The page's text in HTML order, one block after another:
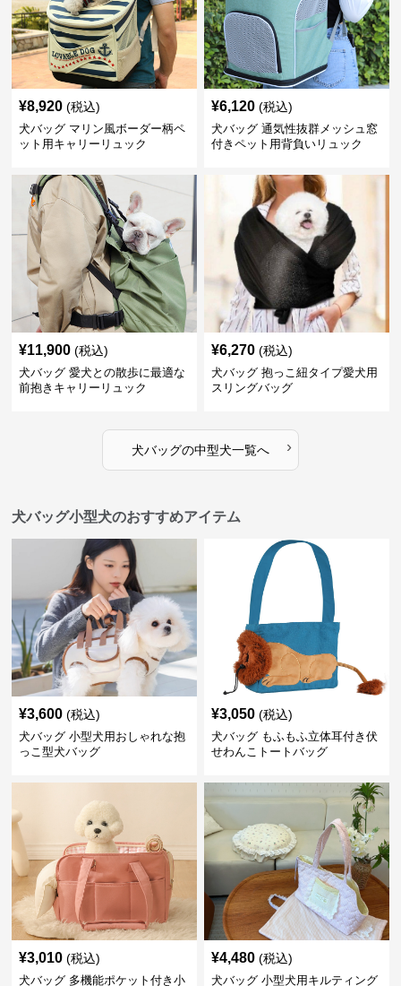
¥8,920 (税込)
犬バッグ マリン風ボーダー柄ペ
ット用キャリーリュック
¥6,120 (税込)
犬バッグ 通気性抜群メッシュ窓
付きペット用背負いリュック
¥11,900 (税込)
犬バッグ 愛犬との散歩に最適な
前抱きキャリーリュック
¥6,270 (税込)
犬バッグ 抱っこ紐タイプ愛犬用
スリングバッグ
犬バッグの中型犬一覧へ ›
犬バッグ小型犬のおすすめアイテム
¥3,600 (税込)
犬バッグ 小型犬用おしゃれな抱
っこ型犬バッグ
¥3,050 (税込)
犬バッグ もふもふ立体耳付き伏
せわんこトートバッグ
¥3,010 (税込)
犬バッグ 多機能ポケット付き小
¥4,480 (税込)
犬バッグ 小型犬用キルティング